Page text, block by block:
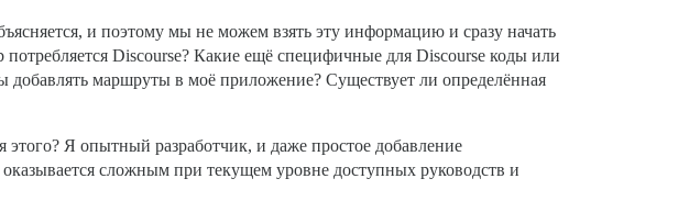
и поэтому мы не можем взять эту информацию и сразу начать
Discourse? Какие ещё специфичные для Discourse коды или
добавлять маршруты в моё приложение? Существует ли определённая
Я опытный разработчик, и даже простое добавление
сложным при текущем уровне доступных руководств и